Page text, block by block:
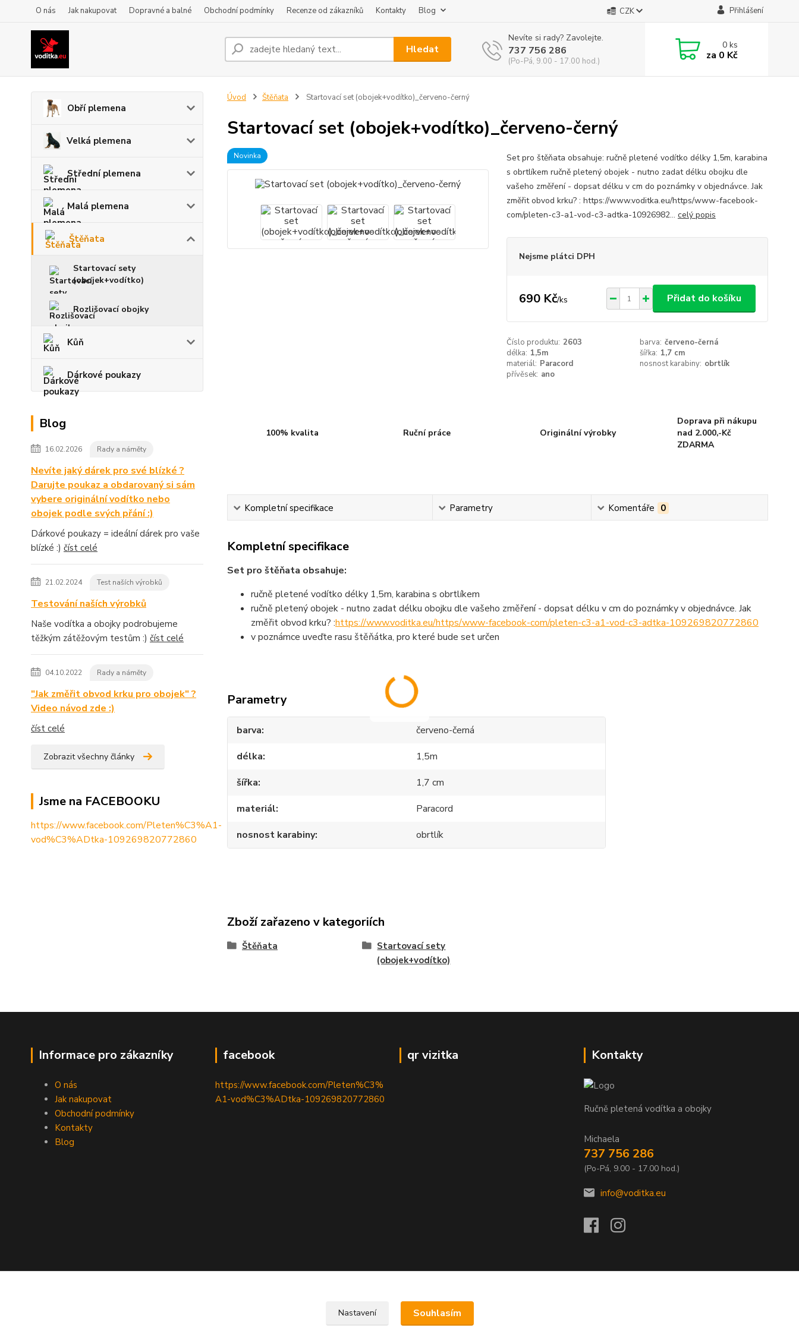
O nás Jak nakupovat Dopravné a balné Obchodní podmínky Recenze od zákazníků Kontakty Blog CZK Přihlášení
Hledat
Nevíte si rady? Zavolejte.
737 756 286
(Po-Pá, 9.00 - 17.00 hod.)
0ks
za 0 Kč
Obří plemena
Velká plemena
Střední plemena
Malá plemena
Štěňata
Startovací sety
(obojek+vodítko)
Rozlišovací obojky
Kůň
Dárkové poukazy
Blog
16.02.2026 Rady a náměty
Nevíte jaký dárek pro své blízké ?
Darujte poukaz a obdarovaný si sám
vybere originální vodítko nebo
obojek podle svých přání :)
Dárkové poukazy = ideální dárek pro vaše
blízké :) číst celé
21.02.2024 Test naších výrobků
Testování naších výrobků
Naše vodítka a obojky podrobujeme
těžkým zátěžovým testům :) číst celé
04.10.2022 Rady a náměty
"Jak změřit obvod krku pro obojek" ?
Video návod zde :)
číst celé
Zobrazit všechny články
Jsme na FACEBOOKU
https://www.facebook.com/Pleten%C3%A1-
vod%C3%ADtka-109269820772860
Úvod Štěňata Startovací set (obojek+vodítko)_červeno-černý
Startovací set (obojek+vodítko)_červeno-černý
Novinka
Set pro štěňata obsahuje: ručně pletené vodítko délky 1,5m, karabina
s obrtlíkem ručně pletený obojek - nutno zadat délku obojku dle
vašeho změření - dopsat délku v cm do poznámky v objednávce. Jak
změřit obvod krku? : https://www.voditka.eu/https/www-facebook-
com/pleten-c3-a1-vod-c3-adtka-10926982... celý popis
Nejsme plátci DPH
690 Kč/ks Přidat do košíku
Číslo produktu: 2603 barva: červeno-černá
délka: 1,5m šířka: 1,7 cm
materiál: Paracord nosnost karabiny: obrtlík
přívěsek: ano
100% kvalita Ruční práce Originální výrobky
Doprava při nákupu
nad 2.000,-Kč
ZDARMA
Kompletní specifikace Parametry Komentáře 0
Kompletní specifikace
Set pro štěňata obsahuje:
ručně pletené vodítko délky 1,5m, karabina s obrtlíkem
ručně pletený obojek - nutno zadat délku obojku dle vašeho změření - dopsat délku v cm do poznámky v objednávce. Jak
změřit obvod krku? :https://www.voditka.eu/https/www-facebook-com/pleten-c3-a1-vod-c3-adtka-109269820772860
v poznámce uveďte rasu štěňátka, pro které bude set určen
Parametry
barva
červeno-černá
délka
1,5m
šířka
1,7 cm
materiál
Paracord
nosnost karabiny
obrtlík
Zboží zařazeno v kategoriích
Štěňata
Startovací sety
(obojek+vodítko)
Informace pro zákazníky
O nás
Jak nakupovat
Obchodní podmínky
Kontakty
Blog
facebook
https://www.facebook.com/Pleten%C3%
A1-vod%C3%ADtka-109269820772860
qr vizitka Kontakty
Ručně pletená vodítka a obojky
Michaela
737 756 286
(Po-Pá, 9.00 - 17.00 hod.)
info@voditka.eu
Nastavení
Souhlasím